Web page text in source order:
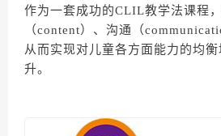
作为一套成功的CLIL教学法课程
（content）、沟通（
从而实现对儿童各方面能力的均
升。